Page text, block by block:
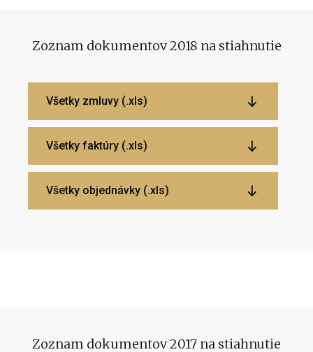
Zoznam dokumentov 2018 na stiahnutie
Všetky zmluvy (.xls)
Všetky faktúry (.xls)
Všetky objednávky (.xls)
Zoznam dokumentov 2017 na stiahnutie